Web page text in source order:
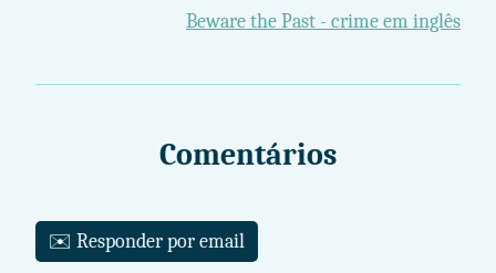
Beware the Past - crime em inglês
Comentários
✉️ Responder por email